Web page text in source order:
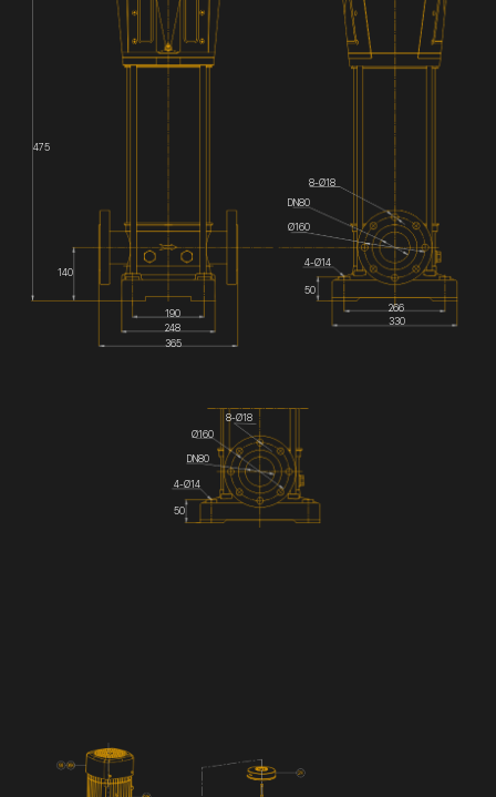
DN80
475
140
190
248
365
266
330
50
4-Ø14
Ø160
8-Ø18
DN80
8-Ø18
Ø160
4-Ø14
50